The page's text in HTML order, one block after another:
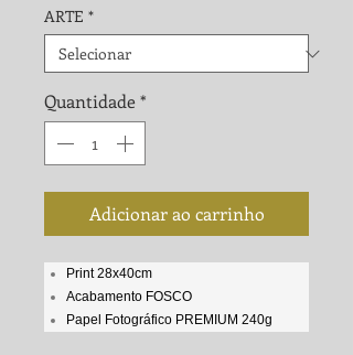
ARTE *
Quantidade*
Adicionar ao carrinho
Print 28x40cm
Acabamento FOSCO
Papel Fotográfico PREMIUM 240g